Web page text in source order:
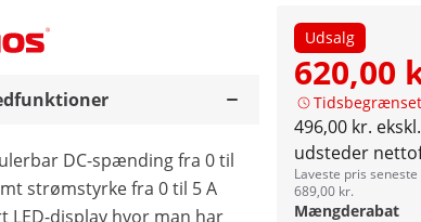
Udsalg
620,00
496,00 kr.
udsteder
Laveste pris
689,00 kr.
Mængderabat
DC-spænding fra 0 til
strømstyrke fra 0 til 5 A
LED-display hvor man har